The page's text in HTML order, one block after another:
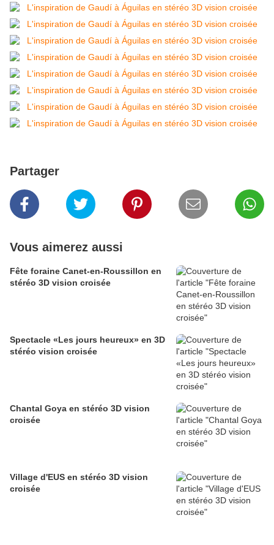
Partager
Vous aimerez aussi
Fête foraine Canet-en-Roussillon en
stéréo 3D vision croisée
Spectacle «Les jours heureux» en 3D
stéréo vision croisée
Chantal Goya en stéréo 3D vision
croisée
Village d'EUS en stéréo 3D vision
croisée